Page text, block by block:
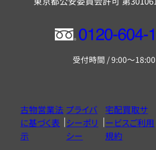
フ
ー
ヤ
ル
0120604117
受付時間 / 9:00～18:00
古物営業法
に基づく表
示
プライバ
シーポリ
シー
宅配買取サ
ービスご利用
規約